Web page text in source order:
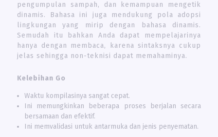
pengumpulan sampah, dan kemampuan mengetik
dinamis. Bahasa ini juga mendukung pola adopsi
lingkungan yang mirip dengan bahasa dinamis.
Semudah itu bahkan Anda dapat mempelajarinya
hanya dengan membaca, karena sintaksnya cukup
jelas sehingga non-teknisi dapat memahaminya.
Kelebihan Go
Waktu kompilasinya sangat cepat.
Ini memungkinkan beberapa proses berjalan secara
bersamaan dan efektif.
Ini memvalidasi untuk antarmuka dan jenis penyematan.